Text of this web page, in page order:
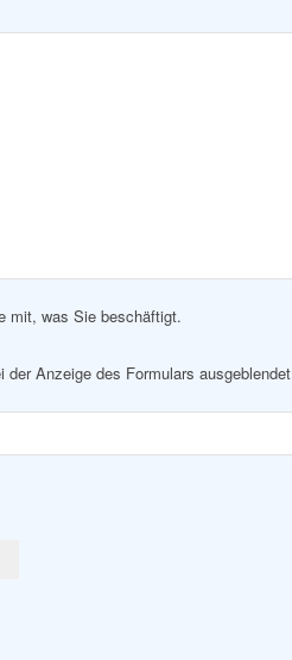
mit, was Sie beschäftigt.
der Anzeige des Formulars ausgeblendet